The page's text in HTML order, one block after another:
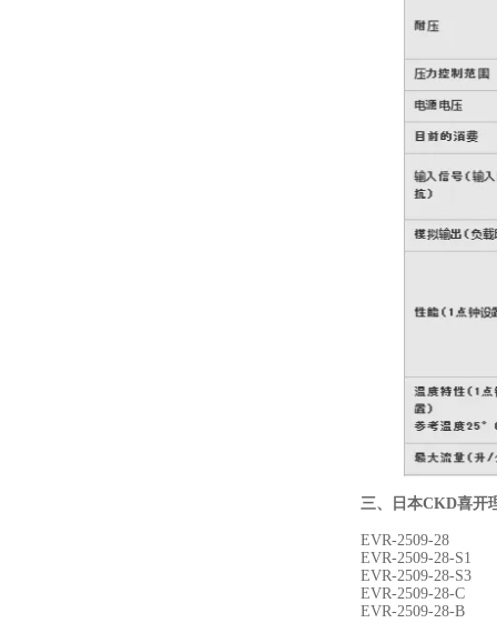
三、 日本CKD喜开
EVR-2509-28
EVR-2509-28-S1
EVR-2509-28-S3
EVR-2509-28-C
EVR-2509-28-B